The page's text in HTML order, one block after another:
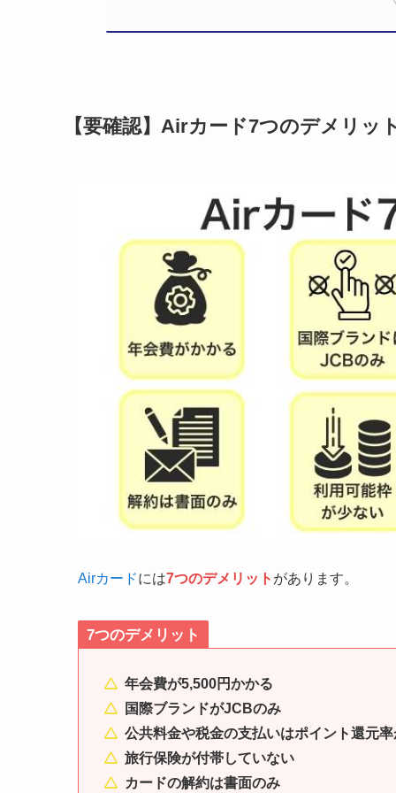
【要確認】Airカード7つのデメリッ
Airカードには7つのデメリット があります。
7つのデメリット
年会費が5,500円かかる
国際ブランドがJCBのみ
公共料金や税金の支払いはポイント還元
旅行保険が付帯していない
カードの解約は書面のみ